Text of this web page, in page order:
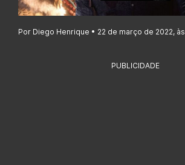
Por Diego Henrique • 22 de março de 2022,
PUBLICIDADE